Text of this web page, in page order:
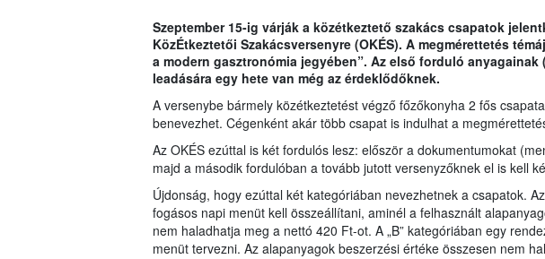
Szeptember 15-ig várják a közétkeztető szakács csapatok
KözÉtkeztetői Szakácsversenyre (OKÉS). A megmérettetés
a modern gasztronómia jegyében”. Az első forduló
leadására egy hete van még az érdeklődőknek.
A versenybe bármely közétkeztetést végző főzőkonyha 2 fős
benevezhet. Cégenként akár több csapat is indulhat a
Az OKÉS ezúttal is két fordulós lesz: először a dokumentumokat
majd a második fordulóban a tovább jutott versenyzőknek el is kell
Újdonság, hogy ezúttal két kategóriában nevezhetnek a csapatok. Az
fogásos napi menüt kell összeállítani, aminél a felhasznált
nem haladhatja meg a nettó 420 Ft-ot. A „B” kategóriában egy
menüt tervezni. Az alapanyagok beszerzési értéke összesen nem